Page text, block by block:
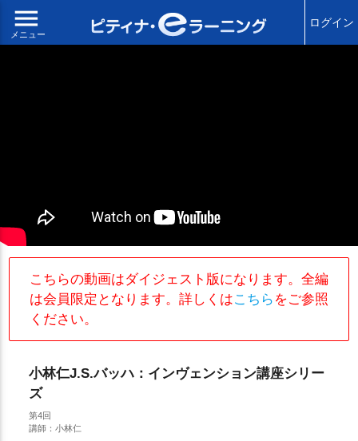
menu
メニュー
ログイン
こちらの動画はダイジェスト版になります。全編
は会員限定となります。詳しくはこちら をご参照
ください。
小林仁J.S.バッハ：インヴェンション講座シリー
ズ
第4回
講師：小林仁